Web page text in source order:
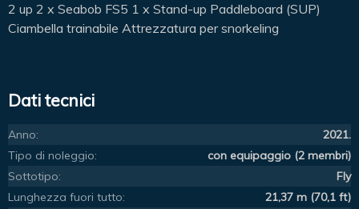
2 up 2 x Seabob FS5 1 x Stand-up Paddleboard (SUP)
Ciambella trainabile Attrezzatura per snorkeling
Dati tecnici
Anno:
2021.
Tipo di noleggio:
con equipaggio (2 membri)
Sottotipo:
Fly
Lunghezza fuori tutto:
21,37 m (70,1 ft)